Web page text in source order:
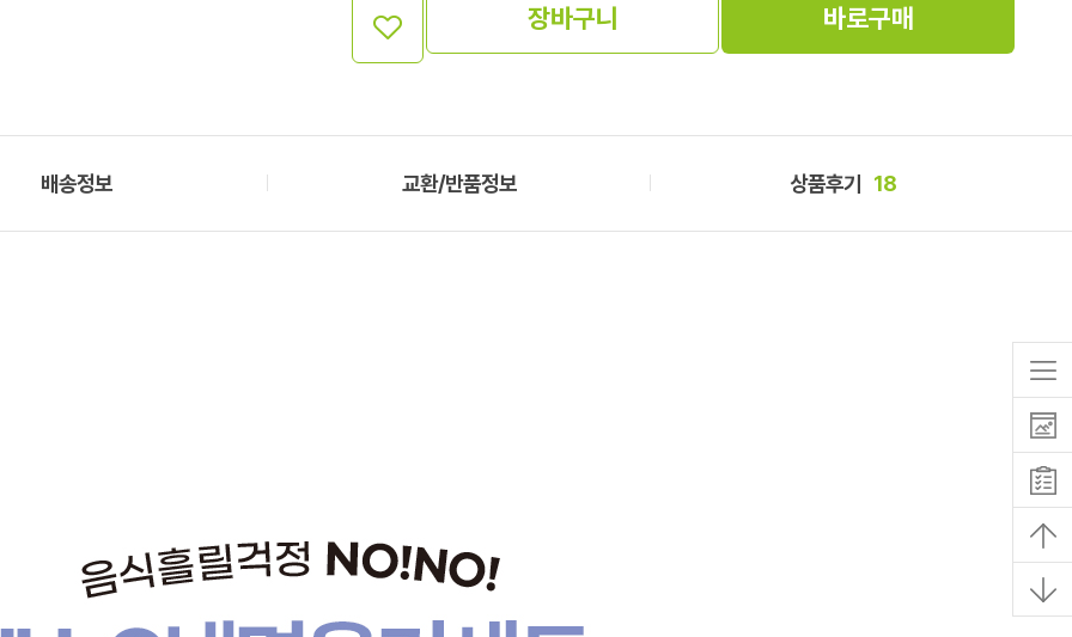
장바구니 바로구매
배송정보 교환/반품정보 상품후기 18